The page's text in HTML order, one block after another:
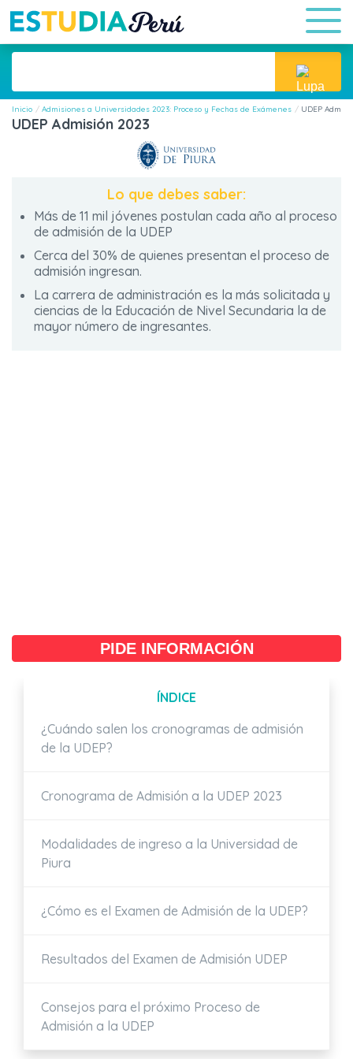
Inicio Admisiones a Universidades 2023: Proceso y Fechas de Exámenes UDEP
UDEP Admisión 2023
Lo que debes saber:
Más de 11 mil jóvenes postulan cada año al proceso
de admisión de la UDEP
Cerca del 30% de quienes presentan el proceso de
admisión ingresan.
La carrera de administración es la más solicitada y
ciencias de la Educación de Nivel Secundaria la de
mayor número de ingresantes.
PIDE INFORMACIÓN
ÍNDICE
¿Cuándo salen los cronogramas de admisión
de la UDEP?
Cronograma de Admisión a la UDEP 2023
Modalidades de ingreso a la Universidad de
Piura
¿Cómo es el Examen de Admisión de la UDEP?
Resultados del Examen de Admisión UDEP
Consejos para el próximo Proceso de
Admisión a la UDEP